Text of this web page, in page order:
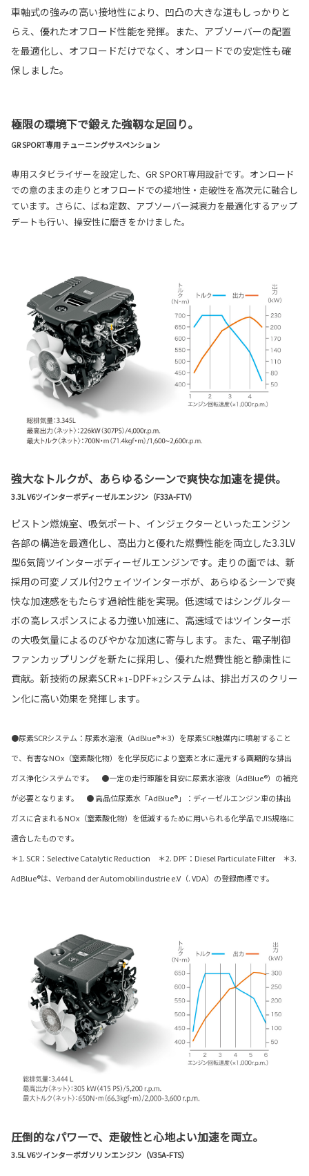
車軸式の強みの高い接地性により、凹凸の大きな道もしっかりと
らえ、優れたオフロード性能を発揮。また、アブソーバーの配置
を最適化し、オフロードだけでなく、オンロードでの安定性も確
保しました。
極限の環境下で鍛えた強靱な足回り。
GR SPORT専用 チューニングサスペンション
専用スタビライザーを設定した、GR SPORT専用設計です。オンロード
での意のままの走りとオフロードでの接地性・走破性を高次元に融合し
ています。さらに、ばね定数、アブソーバー減衰力を最適化するアップ
デートも行い、操安性に磨きをかけました。
強大なトルクが、あらゆるシーンで爽快な加速を提供。
3.3L V6ツインターボディーゼルエンジン（F33A-FTV）
ピストン燃焼室、吸気ポート、インジェクターといったエンジン
各部の構造を最適化し、高出力と優れた燃費性能を両立した3.3LV
型6気筒ツインターボディーゼルエンジンです。走りの面では、新
採用の可変ノズル付2ウェイツインターボが、あらゆるシーンで爽
快な加速感をもたらす過給性能を実現。低速域ではシングルター
ボの高レスポンスによる力強い加速に、高速域ではツインターボ
の大吸気量によるのびやかな加速に寄与します。また、電子制御
ファンカップリングを新たに採用し、優れた燃費性能と静粛性に
貢献。新技術の尿素SCR＊1-DPF＊2システムは、排出ガスのクリー
ン化に高い効果を発揮します。
●尿素SCRシステム：尿素水溶液（AdBlue®＊3）を尿素SCR触媒内に噴射すること
で、有害なNOx（窒素酸化物）を化学反応により窒素と水に還元する画期的な排出
ガス浄化システムです。 ●一定の走行距離を目安に尿素水溶液（AdBlue®）の補充
が必要となります。 ● 高品位尿素水「AdBlue®」：ディーゼルエンジン車の排出
ガスに含まれるNOx（窒素酸化物）を低減するために用いられる化学品でJIS規格に
適合したものです。
＊1. SCR：Selective Catalytic Reduction ＊2. DPF：Diesel Particulate Filter ＊3.
AdBlue®は、Verband der Automobilindustrie e.V（. VDA）の登録商標です。
圧倒的なパワーで、走破性と心地よい加速を両立。
3.5L V6ツインターボガソリンエンジン（V35A-FTS）